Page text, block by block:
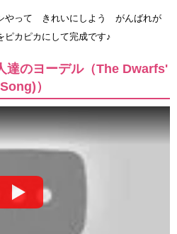
やって きれいにしよう がんばれが
カピカにして完成です♪
達のヨーデル（The Dwarfs'
）